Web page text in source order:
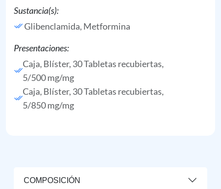
Sustancia(s):
Glibenclamida, Metformina
Presentaciones:
Caja, Blíster, 30 Tabletas recubiertas,
5/500 mg/mg
Caja, Blíster, 30 Tabletas recubiertas,
5/850 mg/mg
COMPOSICIÓN